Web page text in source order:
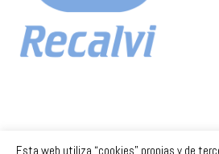
Esta web utiliza “cookies” propias y de